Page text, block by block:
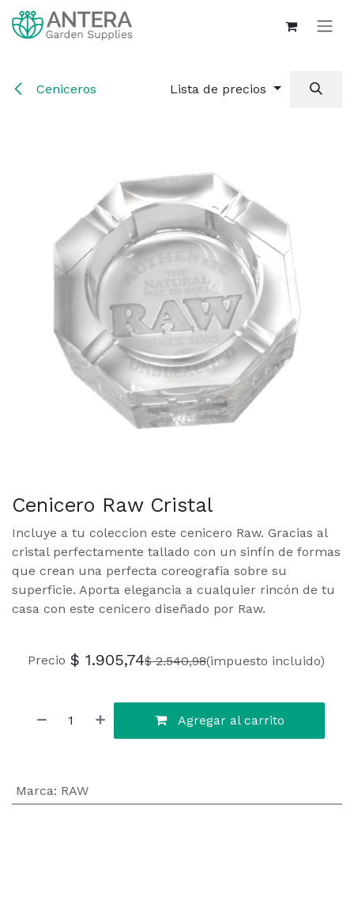
Ir al contenido
Ceniceros Lista de precios
Cenicero Raw Cristal
Incluye a tu coleccion este cenicero Raw. Gracias al
cristal perfectamente tallado con un sinfín de formas
que crean una perfecta coreografia sobre su
superficie. Aporta elegancia a cualquier rincón de tu
casa con este cenicero diseñado por Raw.
Agregar al carrito
Precio $ 1.905,74$2.540,98(impuesto incluido)
Marca: RAW